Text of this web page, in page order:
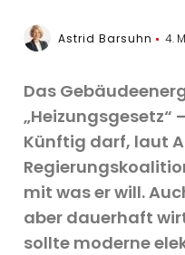
Astrid Barsuhn 4.
Das
„Heizungsgesetz“
Künftig darf, laut
mit was er will.
aber dauerhaft
sollte moderne